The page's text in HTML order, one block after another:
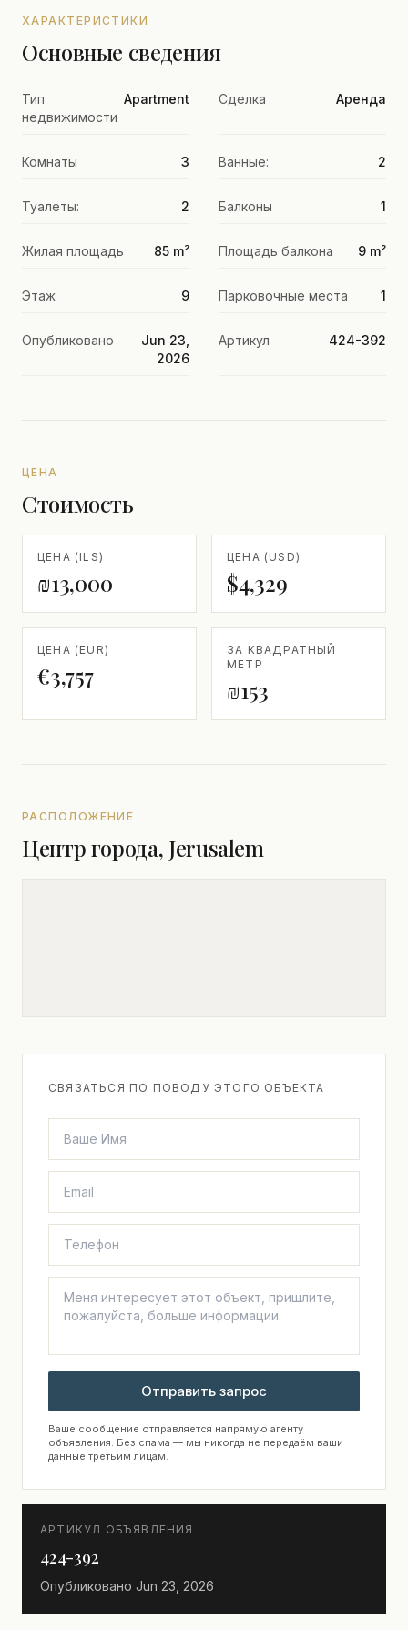
ХАРАКТЕРИСТИКИ
Основные сведения
Тип
недвижимости
Apartment Сделка Аренда
Комнаты 3 Ванные: 2
Туалеты: 2 Балконы 1
Жилая площадь 85 m² Площадь балкона 9 m²
Этаж 9 Парковочные места 1
Опубликовано
Jun 23,
2026
Артикул 424-392
ЦЕНА
Стоимость
ЦЕНА (ILS)
₪13,000
ЦЕНА (USD)
$4,329
ЦЕНА (EUR)
€3,757
ЗА КВАДРАТНЫЙ
МЕТР
₪153
РАСПОЛОЖЕНИЕ
Центр города, Jerusalem
СВЯЗАТЬСЯ ПО ПОВОДУ ЭТОГО ОБЪЕКТА
Отправить запрос
Ваше сообщение отправляется напрямую агенту
объявления. Без спама — мы никогда не передаём ваши
данные третьим лицам.
АРТИКУЛ ОБЪЯВЛЕНИЯ
424-392
Опубликовано Jun 23, 2026